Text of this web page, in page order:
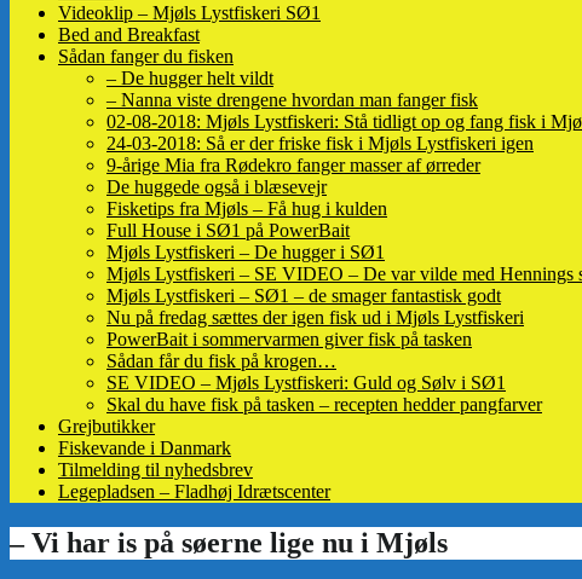
Videoklip – Mjøls Lystfiskeri SØ1
Bed and Breakfast
Sådan fanger du fisken
– De hugger helt vildt
– Nanna viste drengene hvordan man fanger fisk
02-08-2018: Mjøls Lystfiskeri: Stå tidligt op og fang fisk i
24-03-2018: Så er der friske fisk i Mjøls Lystfiskeri igen
9-årige Mia fra Rødekro fanger masser af ørreder
De huggede også i blæsevejr
Fisketips fra Mjøls – Få hug i kulden
Full House i SØ1 på PowerBait
Mjøls Lystfiskeri – De hugger i SØ1
Mjøls Lystfiskeri – SE VIDEO – De var vilde med Hennings
Mjøls Lystfiskeri – SØ1 – de smager fantastisk godt
Nu på fredag sættes der igen fisk ud i Mjøls Lystfiskeri
PowerBait i sommervarmen giver fisk på tasken
Sådan får du fisk på krogen…
SE VIDEO – Mjøls Lystfiskeri: Guld og Sølv i SØ1
Skal du have fisk på tasken – recepten hedder pangfarver
Grejbutikker
Fiskevande i Danmark
Tilmelding til nyhedsbrev
Legepladsen – Fladhøj Idrætscenter